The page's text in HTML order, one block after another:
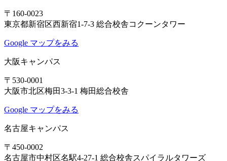
〒160-0023
東京都新宿区西新宿1-7-3 総合校舎コクーンタワー
Google マップをみる
大阪キャンパス
〒530-0001
大阪市北区梅田3-3-1 梅田総合校舎
Google マップをみる
名古屋キャンパス
〒450-0002
名古屋市中村区名駅4-27-1 総合校舎スパイラルタワーズ